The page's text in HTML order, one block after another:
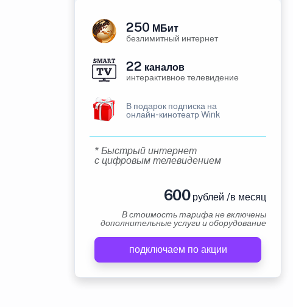
250 МБит
безлимитный интернет
22 каналов
интерактивное телевидение
В подарок подписка на
онлайн-кинотеатр Wink
* Быстрый интернет
с цифровым телевидением
600рублей /в месяц
В стоимость тарифа не включены
дополнительные услуги и оборудование
подключаем по акции